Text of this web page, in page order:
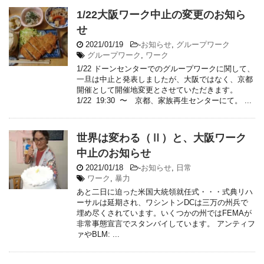
1/22大阪ワーク中止の変更のお知ら
せ
2021/01/19 -お知らせ, グループワーク
グループワーク , ワーク
1/22 ドーンセンターでのグループワークに関して、
一旦は中止と発表しましたが、大阪ではなく、京都
開催として開催地変更とさせていただきます。
1/22 19:30 〜 京都、家族再生センターにて。 ...
世界は変わる（Ⅱ）と、大阪ワーク
中止のお知らせ
2021/01/18 -お知らせ, 日常
ワーク , 暴力
あと二日に迫った米国大統領就任式・・・式典リハ
ーサルは延期され、ワシントンDCは三万の州兵で
埋め尽くされています。いくつかの州ではFEMAが
非常事態宣言でスタンバイしています。 アンティフ
ァやBLM: ...